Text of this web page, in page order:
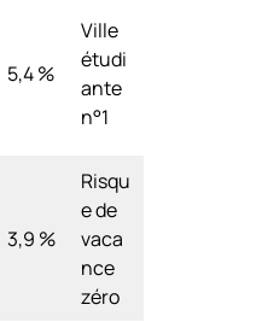
5,4 %
Ville
étudi
ante
n°1
3,9 %
Risqu
e de
vaca
nce
zéro